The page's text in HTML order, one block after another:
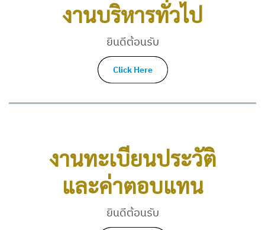
งานบริหารทั่วไป
ยินดีต้อนรับ
Click Here
งานทะเบียนประวัติ
และค่าตอบแทน
ยินดีต้อนรับ